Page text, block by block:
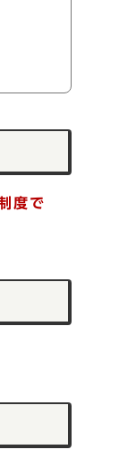
度で